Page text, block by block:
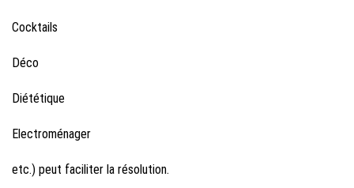
Cocktails
Déco
Diététique
Electroménager
etc.) peut faciliter la résolution.